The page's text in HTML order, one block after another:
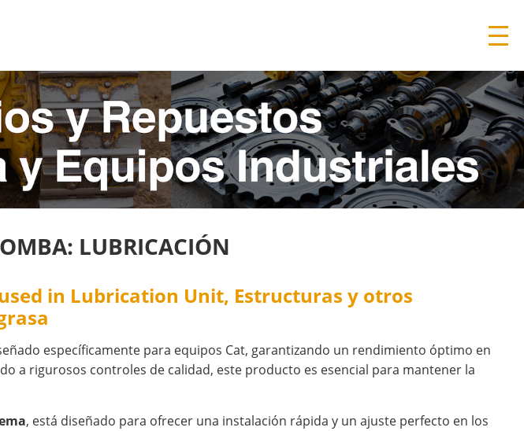
LUBRICACIÓN
in Lubrication Unit, Estructuras y otros
específicamente para equipos Cat, garantizando un rendimiento óptimo en
a rigurosos controles de calidad, este producto es esencial para mantener la
, está diseñado para ofrecer una instalación rápida y un ajuste perfecto en los